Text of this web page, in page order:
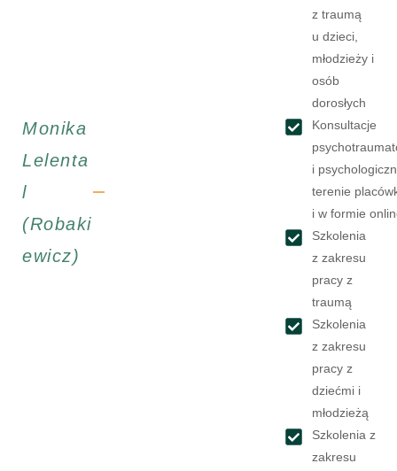
Monika
Lelenta
l
(Robaki
ewicz)
z traumą
u dzieci,
młodzieży i
osób
dorosłych
Konsultacje
i
terenie
i w formie
Szkolenia
z zakresu
pracy z
traumą
Szkolenia
z zakresu
pracy z
dziećmi i
młodzieżą
Szkolenia z
zakresu